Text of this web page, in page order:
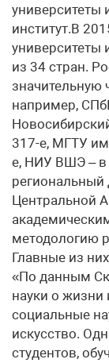
университеты
институт.В
университеты
из 34 стран.
значительную
например,
317-е, МГТУ
е, НИУ ВШЭ – в
региональный
Центральной
методологию
Главные из
«По данным
науки о жизни
социальные
искусство.
студентов,